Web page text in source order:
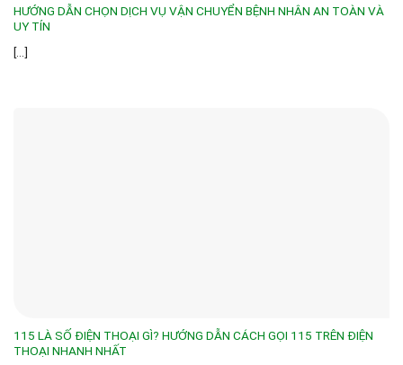
HƯỚNG DẪN CHỌN DỊCH VỤ VẬN CHUYỂN BỆNH NHÂN AN TOÀN VÀ
UY TÍN
[...]
115 LÀ SỐ ĐIỆN THOẠI GÌ? HƯỚNG DẪN CÁCH GỌI 115 TRÊN ĐIỆN
THOẠI NHANH NHẤT